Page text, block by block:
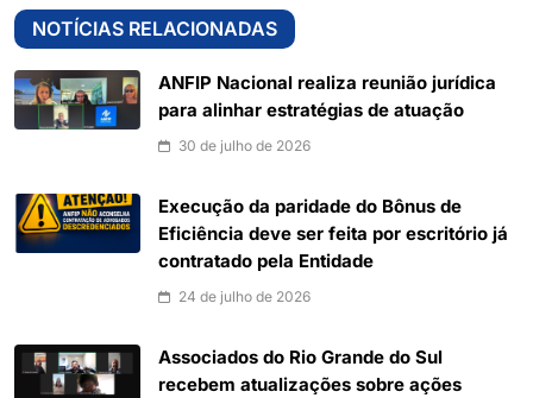
NOTÍCIAS RELACIONADAS
ANFIP Nacional realiza reunião jurídica
para alinhar estratégias de atuação
30 de julho de 2026
Execução da paridade do Bônus de
Eficiência deve ser feita por escritório já
contratado pela Entidade
24 de julho de 2026
Associados do Rio Grande do Sul
recebem atualizações sobre ações